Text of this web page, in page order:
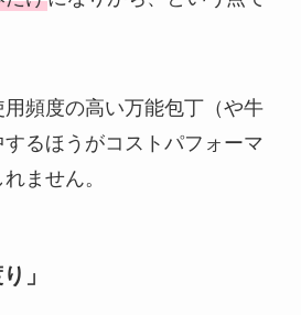
頻度の高い万能包丁（や牛
るほうがコストパフォーマ
ません。
」